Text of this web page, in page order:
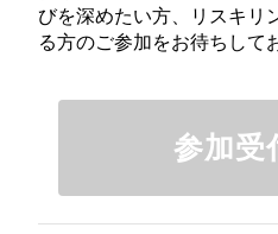
びを深めたい方、リスキリ
る方のご参加をお待ちして
参加受